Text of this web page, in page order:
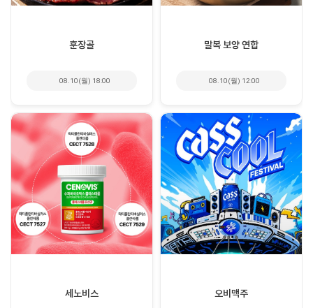
훈장골
08.10(월) 18:00
말복 보양 연합
08.10(월) 12:00
세노비스 오비맥주